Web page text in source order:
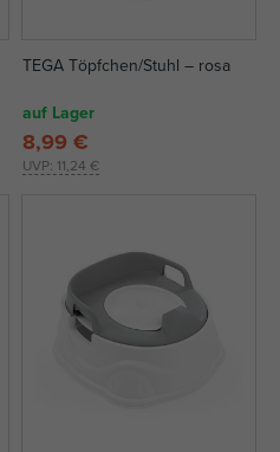
TEGA Töpfchen/Stuhl – rosa
auf Lager
UVP: 11,24 €
8,99 €